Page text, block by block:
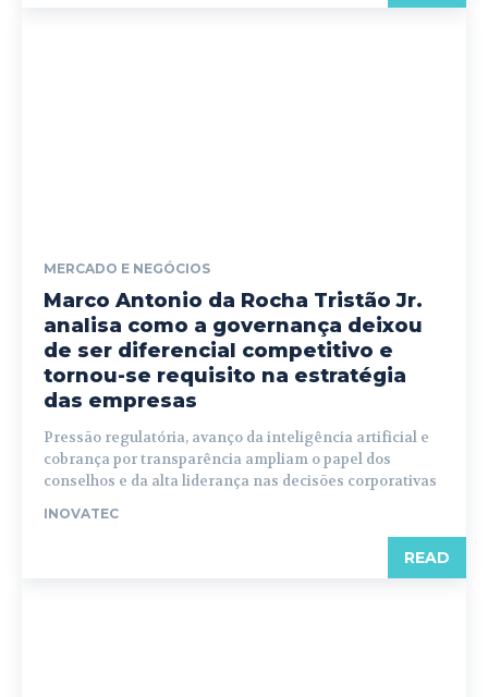
MERCADO E NEGÓCIOS
Marco Antonio da Rocha Tristão Jr.
analisa como a governança deixou
de ser diferencial competitivo e
tornou-se requisito na estratégia
das empresas
Pressão regulatória, avanço da inteligência artificial e
cobrança por transparência ampliam o papel dos
conselhos e da alta liderança nas decisões corporativas
INOVATEC
READ